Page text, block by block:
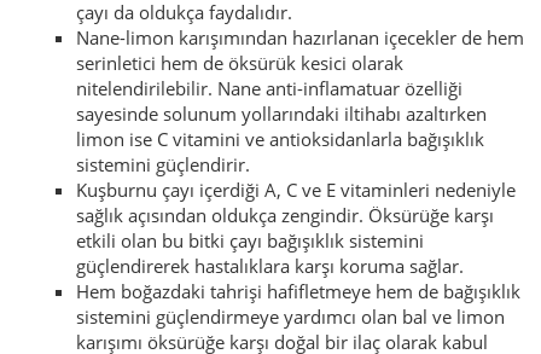
çayı da oldukça faydalıdır.
Nane-limon karışımından hazırlanan içecekler de hem
serinletici hem de öksürük kesici olarak
nitelendirilebilir. Nane anti-inflamatuar özelliği
sayesinde solunum yollarındaki iltihabı azaltırken
limon ise C vitamini ve antioksidanlarla bağışıklık
sistemini güçlendirir.
Kuşburnu çayı içerdiği A, C ve E vitaminleri nedeniyle
sağlık açısından oldukça zengindir. Öksürüğe karşı
etkili olan bu bitki çayı bağışıklık sistemini
güçlendirerek hastalıklara karşı koruma sağlar.
Hem boğazdaki tahrişi hafifletmeye hem de bağışıklık
sistemini güçlendirmeye yardımcı olan bal ve limon
karışımı öksürüğe karşı doğal bir ilaç olarak kabul